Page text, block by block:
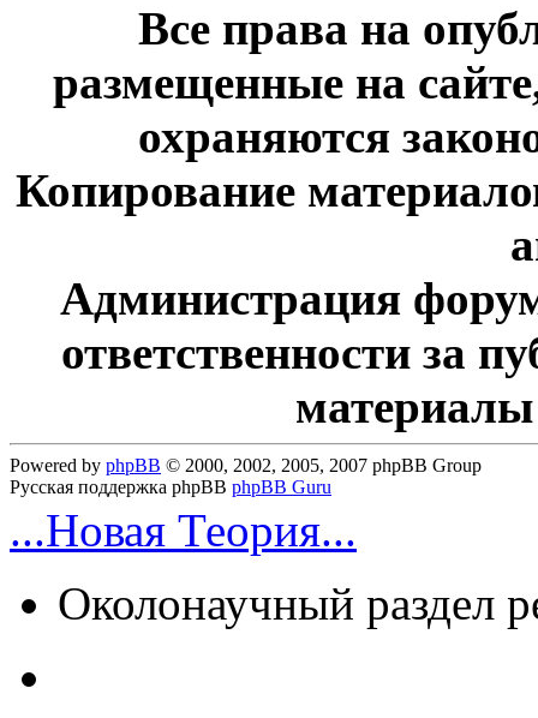
Все права на
размещенные на
охраняются
Копирование
Администрация
ответственности за
Powered by phpBB © 2000, 2002, 2005, 2007 phpBB Group
Русская поддержка phpBB phpBB Guru
...Новая Теория...
Околонаучный раздел